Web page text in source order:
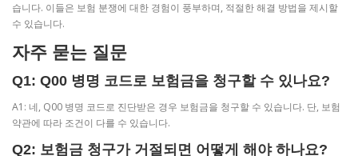
습니다. 이들은 보험 분쟁에 대한 경험이 풍부하며, 적절한 해결 방법을 제시할
수 있습니다.
자주 묻는 질문
Q1: Q00 병명 코드로 보험금을 청구할 수 있나요?
A1: 네, Q00 병명 코드로 진단받은 경우 보험금을 청구할 수 있습니다. 단, 보험
약관에 따라 조건이 다를 수 있습니다.
Q2: 보험금 청구가 거절되면 어떻게 해야 하나요?